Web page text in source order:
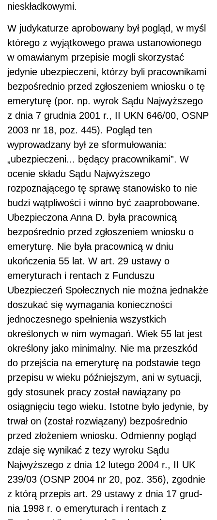
nieskładkowymi.
W judykaturze aprobowany był pogląd, w myśl
którego z wyjątkowego prawa ustanowionego
w omawianym przepisie mogli skorzystać
jedynie ubezpieczeni, któ­rzy byli pracownikami
bezpośrednio przed zgłoszeniem wniosku o tę
emeryturę (por. np. wyrok Sądu Najwyższego
z dnia 7 grudnia 2001 r., II UKN 646/00, OSNP
2003 nr 18, poz. 445). Pogląd ten
wyprowadzany był ze sformułowania:
„ubezpieczeni... będący pracownikami”. W
ocenie składu Sądu Najwyższego
rozpoznającego tę sprawę stanowisko to nie
budzi wątpliwości i winno być zaaprobowane.
Ubezpieczona Anna D. była pracownicą
bezpośrednio przed zgłoszeniem wniosku o
emeryturę. Nie była pracownicą w dniu
ukończenia 55 lat. W art. 29 ustawy o
emeryturach i rentach z Funduszu
Ubezpieczeń Społecznych nie można jednakże
doszukać się wymagania konieczności
jednoczesnego spełnienia wszystkich
określonych w nim wymagań. Wiek 55 lat jest
określony jako minimalny. Nie ma przeszkód
do przejścia na emeryturę na podstawie tego
przepisu w wieku późniejszym, ani w sytuacji,
gdy stosunek pracy został nawiązany po
osiągnięciu tego wieku. Istotne było jedynie, by
trwał on (został rozwiązany) bezpośrednio
przed złożeniem wniosku. Odmienny pogląd
zdaje się wynikać z tezy wyroku Sądu
Najwyższego z dnia 12 lutego 2004 r., II UK
239/03 (OSNP 2004 nr 20, poz. 356), zgodnie
z którą przepis art. 29 ustawy z dnia 17 grud­
nia 1998 r. o emeryturach i rentach z